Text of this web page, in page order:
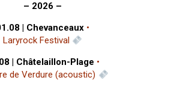
– 2026 –
| Chevanceaux •
Laryrock Festival
| Châtelaillon-Plage •
de Verdure (acoustic)